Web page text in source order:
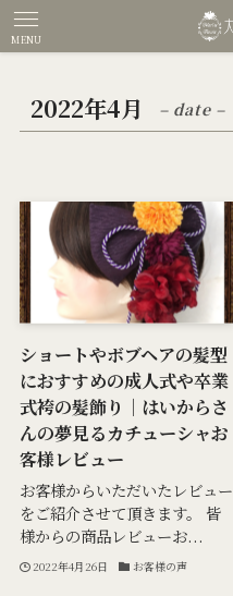
MENU
2022年4月 – date –
ショートやボブヘアの髪型
におすすめの成人式や卒業
式袴の髪飾り｜はいからさ
んの夢見るカチューシャお
客様レビュー
お客様からいただいたレビュー
をご紹介させて頂きます。 皆
様からの商品レビューお...
2022年4月26日 お客様の声